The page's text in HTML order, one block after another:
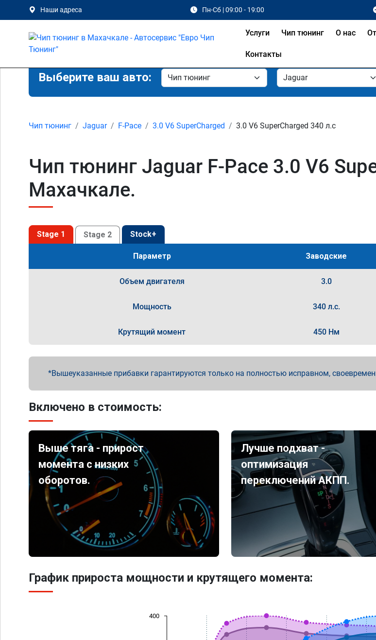
Наши адреса Пн-Сб | 09:00 - 19:00
Услуги Чип тюнинг О нас
Контакты
Выберите ваш авто:
Чип тюнинг Jaguar F-Pace 3.0 V6 SuperCharged 3.0 V6 SuperCharged 340 л.с
Чип тюнинг Jaguar F-Pace 3.0 V6
Махачкале.
Stage 1 Stage 2 Stock+
Параметр Заводские
Объем двигателя 3.0
Мощность 340 л.с.
Крутящий момент 450 Нм
Вышеуказанные прибавки гарантируются только на полностью исправном,
Включено в стоимость:
Выше тяга - прирост
момента с низких
оборотов.
Лучше подхват -
оптимизация
переключений АКПП.
График прироста мощности и крутящего момента:
400